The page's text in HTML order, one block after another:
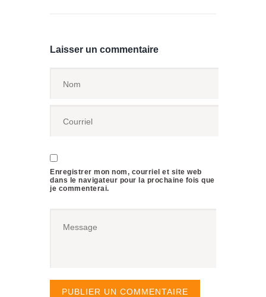
Laisser un commentaire
Enregistrer mon nom, courriel et site web
dans le navigateur pour la prochaine fois que
je commenterai.
PUBLIER UN COMMENTAIRE